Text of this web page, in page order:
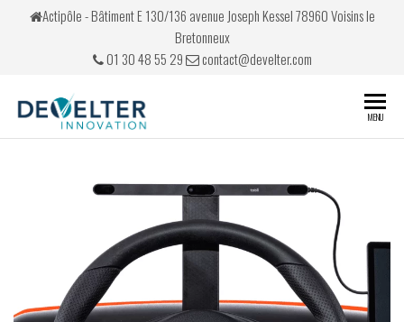
Actipôle - Bâtiment E 130/136 avenue Joseph Kessel 78960 Voisins le
Bretonneux
01 30 48 55 29
contact@develter.com
de conduite
MENU